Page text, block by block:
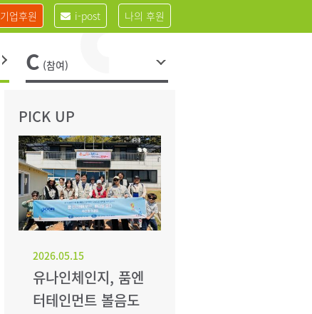
기업후원 i-post 나의 후원
C (참여)
PICK UP
2026.05.15
유나인체인지, 품엔
터테인먼트 볼음도